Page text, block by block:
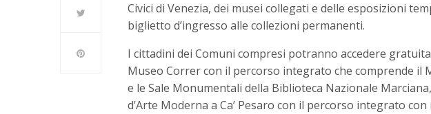
Civici di Venezia, dei musei collegati e delle esposizioni
biglietto d’ingresso alle collezioni permanenti.
I cittadini dei Comuni compresi potranno accedere
Museo Correr con il percorso integrato che comprende il
e le Sale Monumentali della Biblioteca Nazionale
d’Arte Moderna a Ca’ Pesaro con il percorso integrato